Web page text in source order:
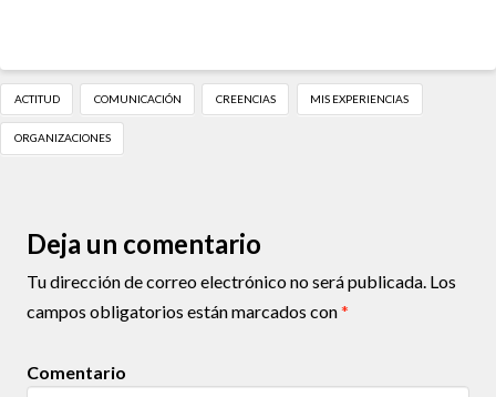
ACTITUD COMUNICACIÓN CREENCIAS MIS EXPERIENCIAS
ORGANIZACIONES
Deja un comentario
Tu dirección de correo electrónico no será publicada. Los
campos obligatorios están marcados con*
Comentario